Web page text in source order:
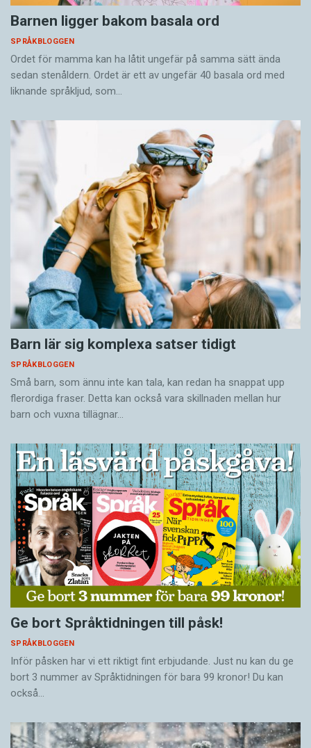
Barnen ligger bakom basala ord
SPRÅKBLOGGEN
Ordet för mamma kan ha låtit ungefär på samma sätt ända
sedan stenåldern. Ordet är ett av ungefär 40 basala ord med
liknande språkljud, som…
Barn lär sig komplexa satser tidigt
SPRÅKBLOGGEN
Små barn, som ännu inte kan tala, kan redan ha snappat upp
flerordiga fraser. Detta kan också vara skillnaden mellan hur
barn och vuxna tillägnar…
Ge bort Språktidningen till påsk!
SPRÅKBLOGGEN
Inför påsken har vi ett riktigt fint erbjudande. Just nu kan du ge
bort 3 nummer av Språktidningen för bara 99 kronor! Du kan
också…